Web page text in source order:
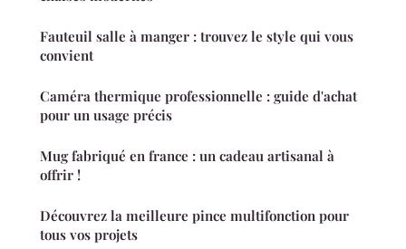
Fauteuil salle à manger : trouvez le style qui vous
convient
Caméra thermique professionnelle : guide d'achat
pour un usage précis
Mug fabriqué en france : un cadeau artisanal à
offrir !
Découvrez la meilleure pince multifonction pour
tous vos projets